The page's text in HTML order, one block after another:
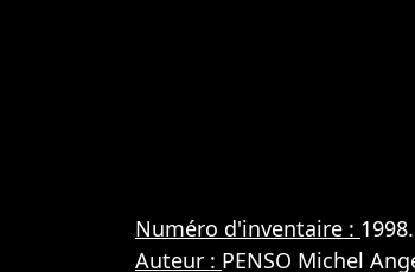
Numéro d'inventaire :
Auteur : PENSO Michel